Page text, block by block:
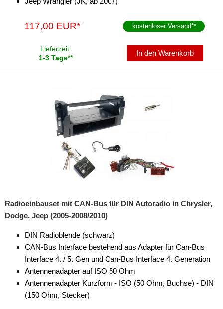
117,00 EUR* kostenloser Versand**
Lieferzeit:
1-3 Tage**
In den Warenkorb
Radioeinbauset mit CAN-Bus für DIN Autoradio in Chrysler,
Dodge, Jeep (2005-2008/2010)
DIN Radioblende (schwarz)
CAN-Bus Interface bestehend aus Adapter für Can-Bus
Interface 4. / 5. Gen und Can-Bus Interface 4. Generation
Antennenadapter auf ISO 50 Ohm
Antennenadapter Kurzform - ISO (50 Ohm, Buchse) - DIN
(150 Ohm, Stecker)